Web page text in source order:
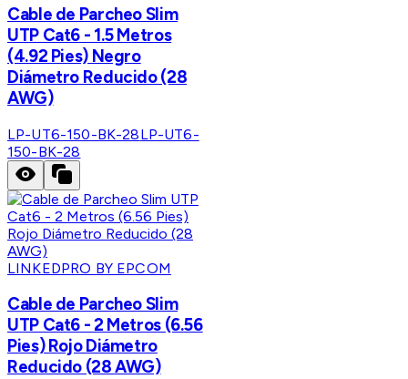
Cable de Parcheo Slim
UTP Cat6 - 1.5 Metros
(4.92 Pies) Negro
Diámetro Reducido (28
AWG)
LP-UT6-150-BK-28LP-UT6-
150-BK-28
LINKEDPRO BY EPCOM
Cable de Parcheo Slim
UTP Cat6 - 2 Metros (6.56
Pies) Rojo Diámetro
Reducido (28 AWG)